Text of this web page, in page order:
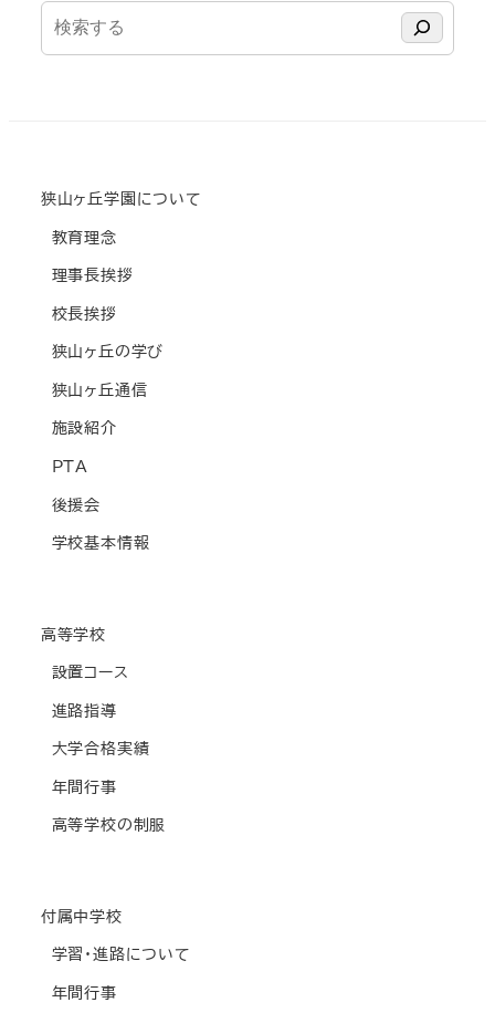
狭山ヶ丘学園について
教育理念
理事長挨拶
校長挨拶
狭山ヶ丘の学び
狭山ヶ丘通信
施設紹介
PTA
後援会
学校基本情報
高等学校
設置コース
進路指導
大学合格実績
年間行事
高等学校の制服
付属中学校
学習・進路について
年間行事